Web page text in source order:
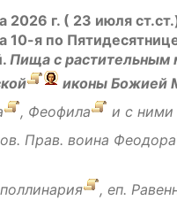
2026 г. ( 23 июля
10-я по
Пища с растительным
иконы Божией
, Феофила
и с ними
Прав. воина Феодора
, еп.